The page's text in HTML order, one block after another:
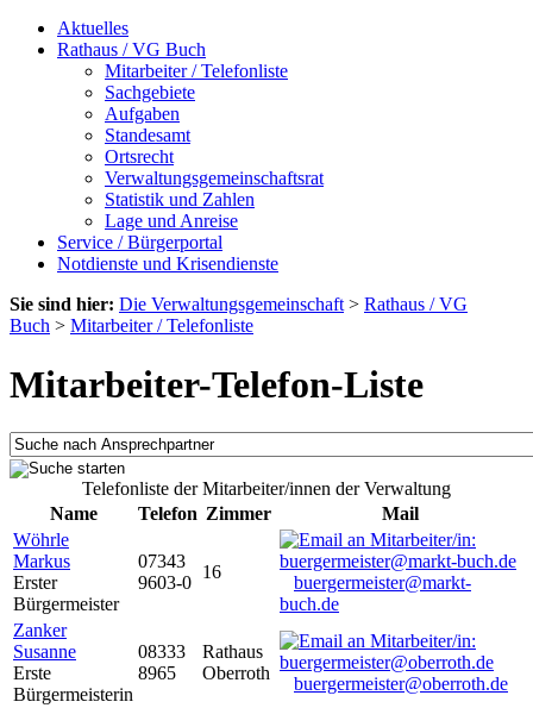
Aktuelles
Rathaus / VG Buch
Mitarbeiter / Telefonliste
Sachgebiete
Aufgaben
Standesamt
Ortsrecht
Verwaltungsgemeinschaftsrat
Statistik und Zahlen
Lage und Anreise
Service / Bürgerportal
Notdienste und Krisendienste
Sie sind hier: Die Verwaltungsgemeinschaft > Rathaus / VG
Buch > Mitarbeiter / Telefonliste
Mitarbeiter-Telefon-Liste
Telefonliste der Mitarbeiter/innen der Verwaltung
Name
Telefon Zimmer
Mail
Wöhrle
Markus
Erster
Bürgermeister
07343
9603-0
16
buergermeister@markt-
buch.de
Zanker
Susanne
Erste
Bürgermeisterin
08333
8965
Rathaus
Oberroth
buergermeister@oberroth.de